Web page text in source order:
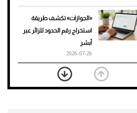
«الجوازات» تكشف طريقة
استخراج رقم الحدود للزائر عبر
أبشر
2026-07-26
بعد 7 أشهر من تعرضه لحادث
مروع.. جوشوا يفوز على برينغا